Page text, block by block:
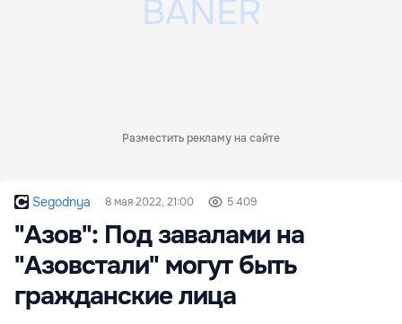
Разместить рекламу на сайте
Segodnya 8 мая 2022, 21:00 5 409
"Азов": Под завалами на
"Азовстали" могут быть
гражданские лица